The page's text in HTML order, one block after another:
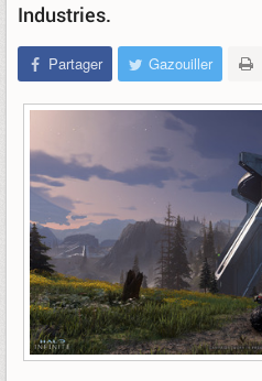
Industries.
Partager Gazouiller